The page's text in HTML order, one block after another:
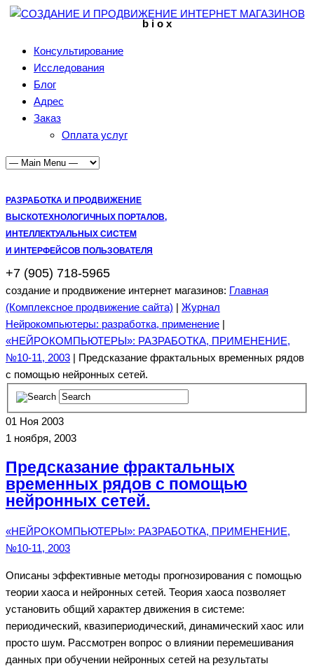
b i o x
Консультирование
Исследования
Блог
Адрес
Заказ
Оплата услуг
РАЗРАБОТКА И ПРОДВИЖЕНИЕ
ВЫСКОТЕХНОЛОГИЧНЫХ ПОРТАЛОВ,
ИНТЕЛЛЕКТУАЛЬНЫХ СИСТЕМ
И ИНТЕРФЕЙСОВ ПОЛЬЗОВАТЕЛЯ
+7 (905) 718-5965
создание и продвижение интернет магазинов: Главная
(Комплексное продвижение сайта) | Журнал
Нейрокомпьютеры: разработка, применение |
«НЕЙРОКОМПЬЮТЕРЫ»: РАЗРАБОТКА, ПРИМЕНЕНИЕ,
№10-11, 2003 | Предсказание фрактальных временных рядов
с помощью нейронных сетей.
01 Ноя 2003
1 ноября, 2003
Предсказание фрактальных
временных рядов с помощью
нейронных сетей.
«НЕЙРОКОМПЬЮТЕРЫ»: РАЗРАБОТКА, ПРИМЕНЕНИЕ,
№10-11, 2003
Описаны эффективные методы прогнозирования с помощью
теории хаоса и нейронных сетей. Теория хаоса позволяет
установить общий характер движения в системе:
периодический, квазипериодический, динамический хаос или
просто шум. Рассмотрен вопрос о влиянии перемешивания
данных при обучении нейронных сетей на результаты